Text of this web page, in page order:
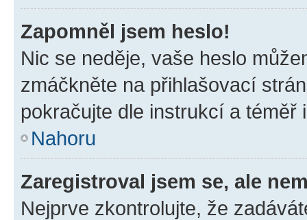
Zapomněl jsem heslo!
Nic se neděje, vaše heslo
zmáčkněte na přihlašovací
pokračujte dle instrukcí a téměř
Nahoru
Zaregistroval jsem se, ale
Nejprve zkontrolujte, že